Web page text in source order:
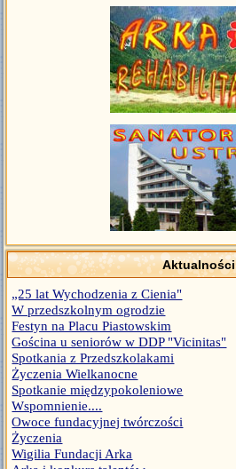
Aktualności
„25 lat Wychodzenia z Cienia"
W przedszkolnym ogrodzie
Festyn na Placu Piastowskim
Gościna u seniorów w DDP "Vicinitas"
Spotkania z Przedszkolakami
Życzenia Wielkanocne
Spotkanie międzypokoleniowe
Wspomnienie....
Owoce fundacyjnej twórczości
Życzenia
Wigilia Fundacji Arka